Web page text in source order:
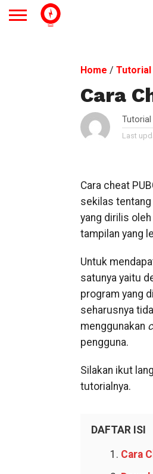
Home / Tutorial
Cara
Tutorial
Last
Cara cheat
sekilas
yang dirilis
tampilan yang
Untuk
satunya yaitu
program yang
seharusnya
menggunakan
pengguna.
Silakan ikut
tutorialnya.
DAFTAR ISI
Cara